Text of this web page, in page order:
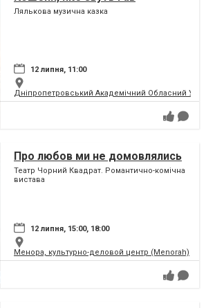
Лялькова музична казка
12 липня, 11:00
Дніпропетровський Академічний Обласний
Про любов ми не домовлялись
Театр Чорний Квадрат. Романтично-комічна
вистава
12 липня, 15:00, 18:00
Менора, культурно-деловой центр (Menorah)